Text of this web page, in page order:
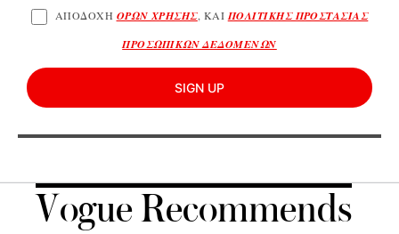
ΑΠΟΔΟΧΗ ΟΡΩΝ ΧΡΗΣΗΣ, ΚΑΙΠΟΛΙΤΙΚΗΣ ΠΡΟΣΤΑΣΙΑΣ
ΠΡΟΣΩΠΙΚΩΝ ΔΕΔΟΜΕΝΩΝ
SIGN UP
Vogue Recommends